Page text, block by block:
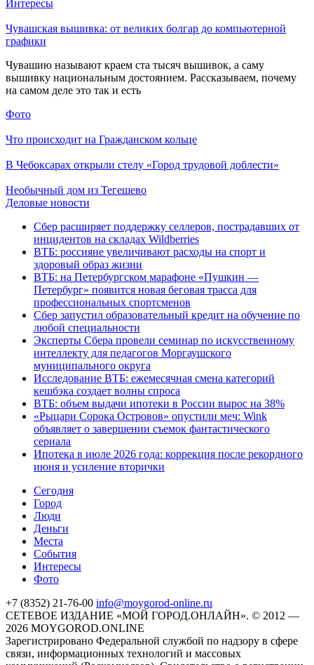
Интересы
Чувашская вышивка: от великих болгар до компьютерной
графики
Чувашию называют краем ста тысяч вышивок, а саму
вышивку национальным достоянием. Рассказываем, почему
на самом деле это так и есть
Фото
Что происходит на Гражданском кольце
В Чебоксарах открыли стелу «Город трудовой доблести»
Необычный дом из Тегешево
Деловые новости
Сбер расширяет поддержку селлеров, пострадавших от
инцидентов на складах Wildberries
ВТБ: россияне увеличивают расходы на спорт и
здоровый образ жизни
ВТБ: на Петербургском марафоне «Пушкин —
Петербург» появится новая беговая трасса для
профессиональных спортсменов
Сбер запустил образовательный кредит на обучение по
любой специальности
Эксперты Сбера провели семинар по искусственному
интеллекту для педагогов Моргаушского
муниципального округа
Исследование ВТБ: ежемесячная смена категорий
кешбэка создает волны спроса
ВТБ: объем выдачи ипотеки в России вырос на 38%
«Рыцари Сорока Островов» опустили меч: Wink
объявляет о завершении съемок фантастического
сериала
Ипотека в июле 2026 года: коррекция после рекордного
июня и усиление вторички
Cегодня
Город
Люди
Деньги
Места
События
Интересы
Фото
+7 (8352) 21-76-00 info@moygorod-online.ru
СЕТЕВОЕ ИЗДАНИЕ «МОЙ ГОРОД.ОНЛАЙН». © 2012 —
2026 MOYGOROD.ONLINE
Зарегистрировано Федеральной службой по надзору в сфере
связи, информационных технологий и массовых